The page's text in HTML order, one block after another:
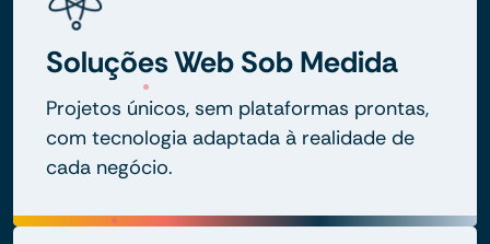
Soluções Web Sob Medida
Projetos únicos, sem plataformas prontas,
com tecnologia adaptada à realidade de
cada negócio.